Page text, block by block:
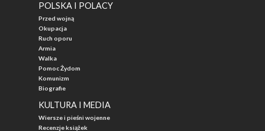
POLSKA I POLACY
Przed wojną
Okupacja
Ruch oporu
Armia
Walka
Pomoc Żydom
Komunizm
Biografie
KULTURA I MEDIA
Wiersze i pieśni wojenne
Recenzje książek